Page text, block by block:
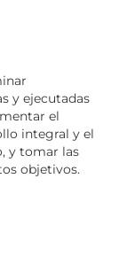
y ejecutadas
el
integral y el
y tomar las
objetivos.